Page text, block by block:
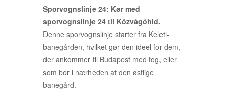
Sporvognslinje 24: Kør med
sporvognslinje 24 til Közvágóhid.
Denne sporvognslinje starter fra Keleti-
banegården, hvilket gør den ideel for dem,
der ankommer til Budapest med tog, eller
som bor i nærheden af den østlige
banegård.